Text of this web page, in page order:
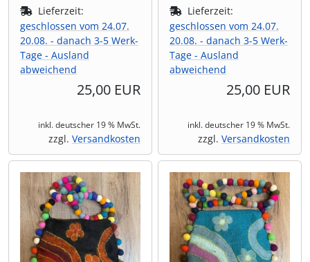
Lieferzeit:
geschlossen vom 24.07.
20.08. - danach 3-5 Werk-
Tage - Ausland
abweichend
25,00 EUR
inkl. deutscher 19 % MwSt.
zzgl. Versandkosten
Lieferzeit:
geschlossen vom 24.07.
20.08. - danach 3-5 Werk-
Tage - Ausland
abweichend
25,00 EUR
inkl. deutscher 19 % MwSt.
zzgl. Versandkosten